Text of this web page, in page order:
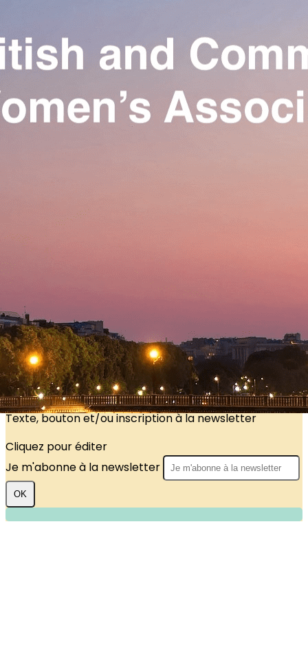
Exporter uniquement les colonnes affichées
Ajoutez un logo, un bouton, des réseaux sociaux
Our Association
Activities
Join us
?>
Images de la page d'accueil
Cliquez pour éditer
Texte, bouton et/ou inscription à la newsletter
Cliquez pour éditer
Je m'abonne à la newsletter
OK